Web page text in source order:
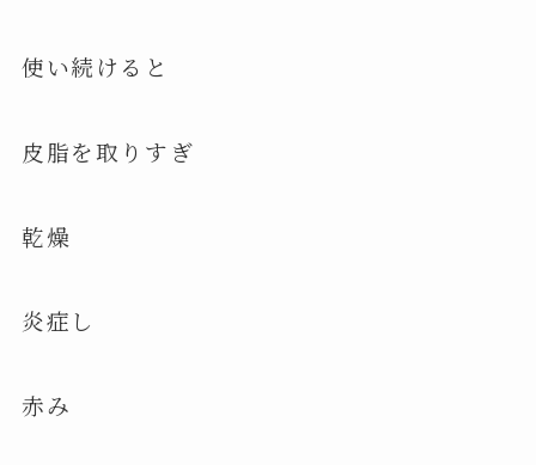
使い続けると
皮脂を取りすぎ
乾燥
炎症し
赤み